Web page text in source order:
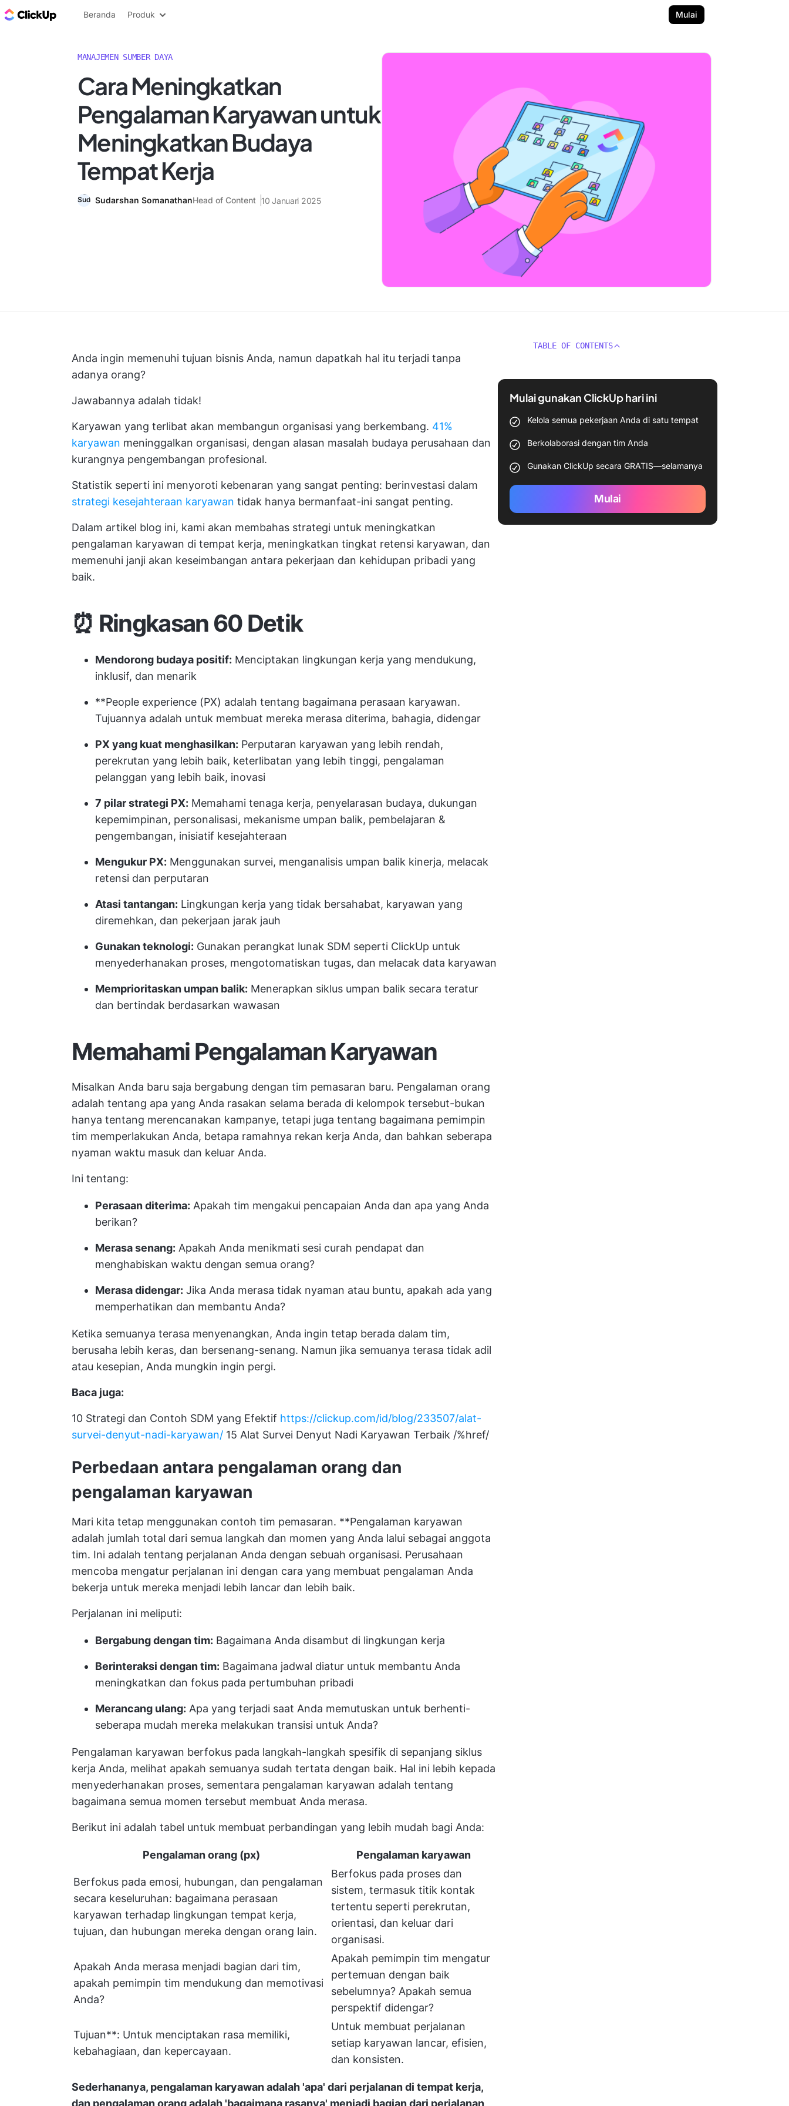
Blog ClickUp
Beranda Produk Mulai
MANAJEMEN SUMBER DAYA
Cara Meningkatkan
Pengalaman Karyawan untuk
Meningkatkan Budaya
Tempat Kerja
Sudarshan SomanathanHead of Content 10 Januari 2025
Anda ingin memenuhi tujuan bisnis Anda, namun dapatkah hal itu terjadi tanpa
adanya orang?
Jawabannya adalah tidak!
Karyawan yang terlibat akan membangun organisasi yang berkembang. 41%
karyawan meninggalkan organisasi, dengan alasan masalah budaya perusahaan dan
kurangnya pengembangan profesional.
Statistik seperti ini menyoroti kebenaran yang sangat penting: berinvestasi dalam
strategi kesejahteraan karyawan tidak hanya bermanfaat-ini sangat penting.
Dalam artikel blog ini, kami akan membahas strategi untuk meningkatkan
pengalaman karyawan di tempat kerja, meningkatkan tingkat retensi karyawan, dan
memenuhi janji akan keseimbangan antara pekerjaan dan kehidupan pribadi yang
baik.
⏰ Ringkasan 60 Detik
Mendorong budaya positif: Menciptakan lingkungan kerja yang mendukung,
inklusif, dan menarik
**People experience (PX) adalah tentang bagaimana perasaan karyawan.
Tujuannya adalah untuk membuat mereka merasa diterima, bahagia, didengar
PX yang kuat menghasilkan: Perputaran karyawan yang lebih rendah,
perekrutan yang lebih baik, keterlibatan yang lebih tinggi, pengalaman
pelanggan yang lebih baik, inovasi
7 pilar strategi PX: Memahami tenaga kerja, penyelarasan budaya, dukungan
kepemimpinan, personalisasi, mekanisme umpan balik, pembelajaran &
pengembangan, inisiatif kesejahteraan
Mengukur PX: Menggunakan survei, menganalisis umpan balik kinerja, melacak
retensi dan perputaran
Atasi tantangan: Lingkungan kerja yang tidak bersahabat, karyawan yang
diremehkan, dan pekerjaan jarak jauh
Gunakan teknologi: Gunakan perangkat lunak SDM seperti ClickUp untuk
menyederhanakan proses, mengotomatiskan tugas, dan melacak data karyawan
Memprioritaskan umpan balik: Menerapkan siklus umpan balik secara teratur
dan bertindak berdasarkan wawasan
Memahami Pengalaman Karyawan
Misalkan Anda baru saja bergabung dengan tim pemasaran baru. Pengalaman orang
adalah tentang apa yang Anda rasakan selama berada di kelompok tersebut-bukan
hanya tentang merencanakan kampanye, tetapi juga tentang bagaimana pemimpin
tim memperlakukan Anda, betapa ramahnya rekan kerja Anda, dan bahkan seberapa
nyaman waktu masuk dan keluar Anda.
Ini tentang:
Perasaan diterima: Apakah tim mengakui pencapaian Anda dan apa yang Anda
berikan?
Merasa senang: Apakah Anda menikmati sesi curah pendapat dan
menghabiskan waktu dengan semua orang?
Merasa didengar: Jika Anda merasa tidak nyaman atau buntu, apakah ada yang
memperhatikan dan membantu Anda?
Ketika semuanya terasa menyenangkan, Anda ingin tetap berada dalam tim,
berusaha lebih keras, dan bersenang-senang. Namun jika semuanya terasa tidak adil
atau kesepian, Anda mungkin ingin pergi.
Baca juga:
10 Strategi dan Contoh SDM yang Efektif https://clickup.com/id/blog/233507/alat-
survei-denyut-nadi-karyawan/ 15 Alat Survei Denyut Nadi Karyawan Terbaik /%href/
Perbedaan antara pengalaman orang dan
pengalaman karyawan
Mari kita tetap menggunakan contoh tim pemasaran. **Pengalaman karyawan
adalah jumlah total dari semua langkah dan momen yang Anda lalui sebagai anggota
tim. Ini adalah tentang perjalanan Anda dengan sebuah organisasi. Perusahaan
mencoba mengatur perjalanan ini dengan cara yang membuat pengalaman Anda
bekerja untuk mereka menjadi lebih lancar dan lebih baik.
Perjalanan ini meliputi:
Bergabung dengan tim: Bagaimana Anda disambut di lingkungan kerja
Berinteraksi dengan tim: Bagaimana jadwal diatur untuk membantu Anda
meningkatkan dan fokus pada pertumbuhan pribadi
Merancang ulang: Apa yang terjadi saat Anda memutuskan untuk berhenti-
seberapa mudah mereka melakukan transisi untuk Anda?
Pengalaman karyawan berfokus pada langkah-langkah spesifik di sepanjang siklus
kerja Anda, melihat apakah semuanya sudah tertata dengan baik. Hal ini lebih kepada
menyederhanakan proses, sementara pengalaman karyawan adalah tentang
bagaimana semua momen tersebut membuat Anda merasa.
Berikut ini adalah tabel untuk membuat perbandingan yang lebih mudah bagi Anda:
Pengalaman orang (px) Pengalaman karyawan
Berfokus pada emosi, hubungan, dan pengalaman
secara keseluruhan: bagaimana perasaan
karyawan terhadap lingkungan tempat kerja,
tujuan, dan hubungan mereka dengan orang lain.
Berfokus pada proses dan
sistem, termasuk titik kontak
tertentu seperti perekrutan,
orientasi, dan keluar dari
organisasi.
Apakah Anda merasa menjadi bagian dari tim,
apakah pemimpin tim mendukung dan memotivasi
Anda?
Apakah pemimpin tim mengatur
pertemuan dengan baik
sebelumnya? Apakah semua
perspektif didengar?
Tujuan**: Untuk menciptakan rasa memiliki,
kebahagiaan, dan kepercayaan.
Untuk membuat perjalanan
setiap karyawan lancar, efisien,
dan konsisten.
Sederhananya, pengalaman karyawan adalah 'apa' dari perjalanan di tempat kerja,
dan pengalaman orang adalah 'bagaimana rasanya' menjadi bagian dari perjalanan
TABLE OF CONTENTS
Mulai gunakan ClickUp hari ini
Kelola semua pekerjaan Anda di satu tempat
Berkolaborasi dengan tim Anda
Gunakan ClickUp secara GRATIS—selamanya
Mulai